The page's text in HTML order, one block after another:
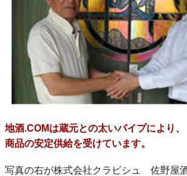
地酒.COMは蔵元との太いパイプにより、
商品の安定供給を受けています。
写真の右が株式会社クラビシュ 佐野屋